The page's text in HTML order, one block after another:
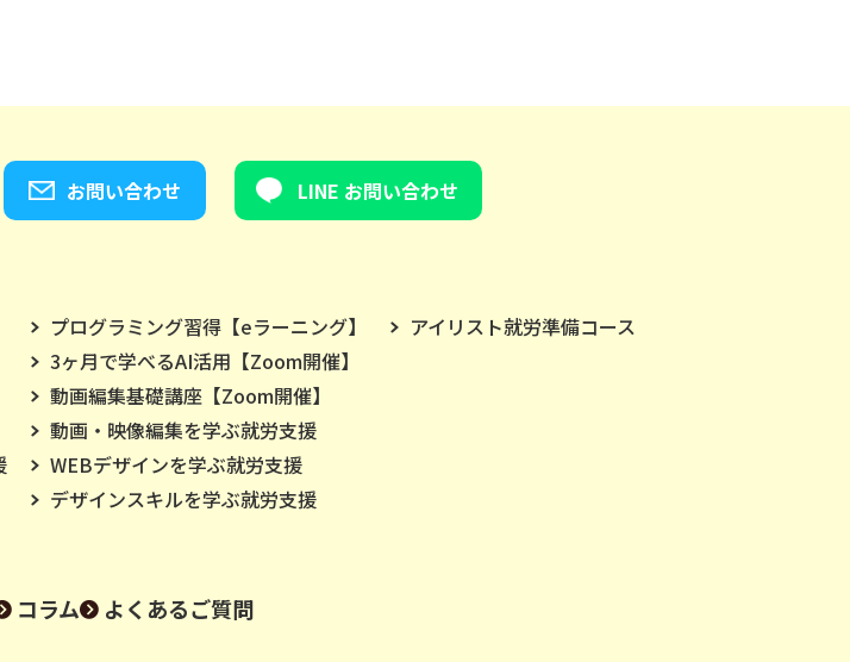
お問い合わせ LINE お問い合わせ
プログラミング習得【eラーニング】
3ヶ月で学べるAI活用【Zoom開催】
動画編集基礎講座【Zoom開催】
動画・映像編集を学ぶ就労支援
WEBデザインを学ぶ就労支援
デザインスキルを学ぶ就労支援
アイリスト就労準備コース
コラム よくあるご質問